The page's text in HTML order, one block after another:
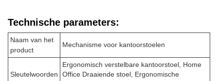
Technische parameters:
Naam van het
product
Mechanisme voor kantoorstoelen
Sleutelwoorden
Ergonomisch verstelbare kantoorstoel, Home
Office Draaiende stoel, Ergonomische